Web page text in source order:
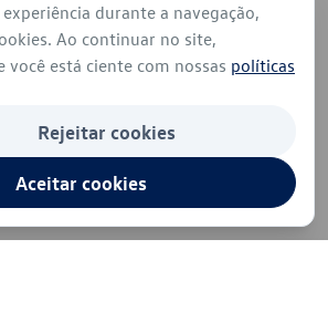
durante a navegação,
Ao continuar no site,
você está ciente com nossas políticas
Rejeitar cookies
Aceitar cookies